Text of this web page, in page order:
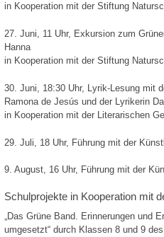
in Kooperation mit der Stiftung
27. Juni, 11 Uhr, Exkursion zum
Hanna
in Kooperation mit der Stiftung
30. Juni, 18:30 Uhr, Lyrik-Lesung mit
Ramona de Jesús und der Lyrikerin
in Kooperation mit der Literarischen
29. Juli, 18 Uhr, Führung mit der
9. August, 16 Uhr, Führung mit der
Schulprojekte in Kooperation mit
„Das Grüne Band. Erinnerungen und
umgesetzt“ durch Klassen 8 und 9